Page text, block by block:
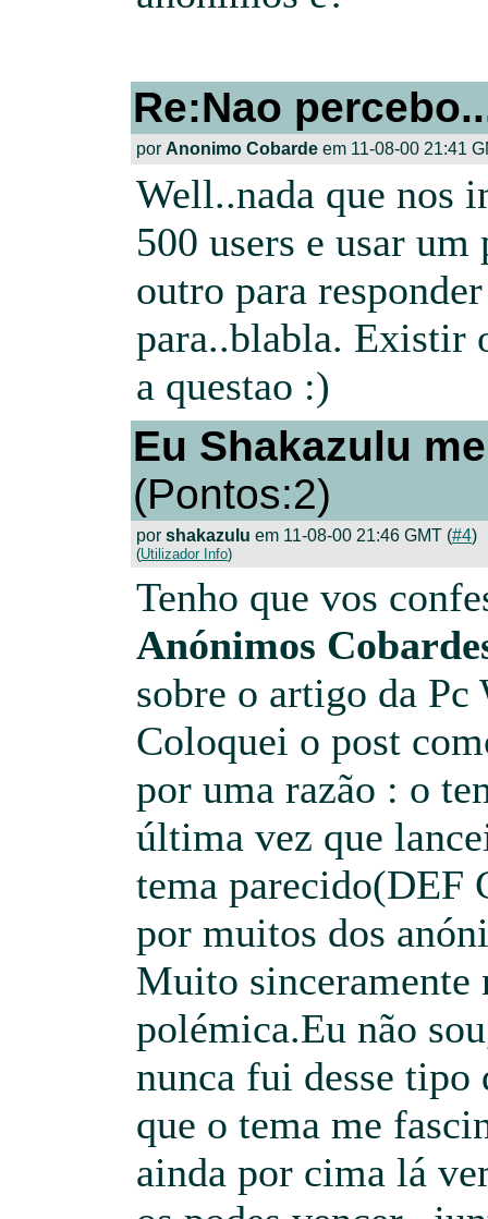
Re:Nao
por Anonimo Cobarde em 11-08-00 21:41
Well..nada que nos
500 users e usar
outro para
para..blabla. Existir
a questao :)
Eu Shakazulu
(Pontos:2)
por shakazulu em 11-08-00 21:46 GMT (#4)
(Utilizador Info)
Tenho que vos
Anónimos
sobre o artigo da Pc
Coloquei o post
por uma razão : o
última vez que
tema parecido(DEF
por muitos dos
Muito sinceramente
polémica.Eu não
nunca fui desse tipo
que o tema me
ainda por cima lá